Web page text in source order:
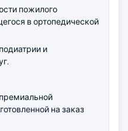
пожилого
в ортопедической
и
на заказ